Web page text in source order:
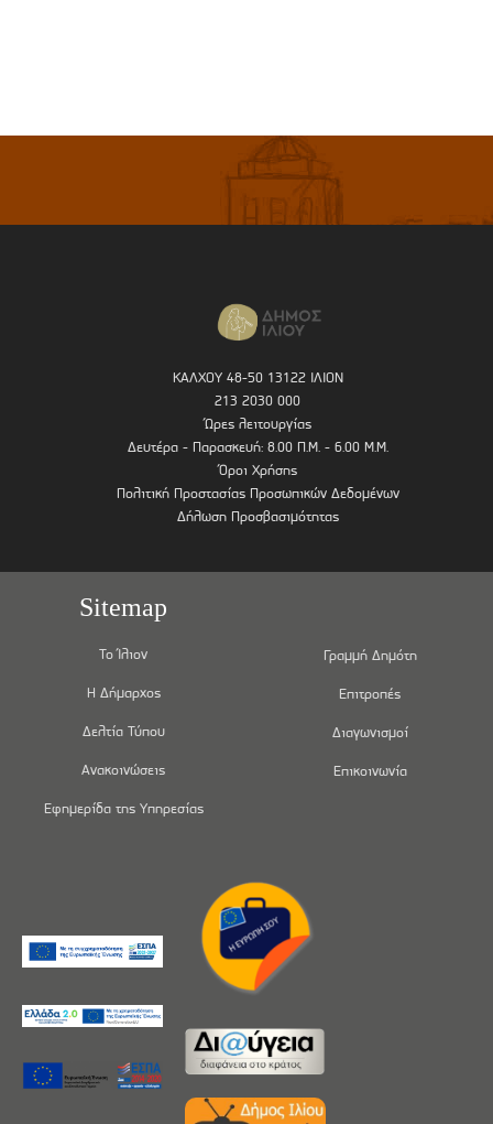
ΚΑΛΧΟΥ 48-50 13122 ΙΛΙΟΝ
213 2030 000
Ώρες λειτουργίας
Δευτέρα - Παρασκευή: 8.00 Π.Μ. - 6.00 Μ.Μ.
Όροι Χρήσης
Πολιτική Προστασίας Προσωπικών Δεδομένων
Δήλωση Προσβασιμότητας
Sitemap
Το Ίλιον
Η Δήμαρχος
Δελτία Τύπου
Ανακοινώσεις
Εφημερίδα της Υπηρεσίας
Γραμμή Δημότη
Επιτροπές
Διαγωνισμοί
Επικοινωνία